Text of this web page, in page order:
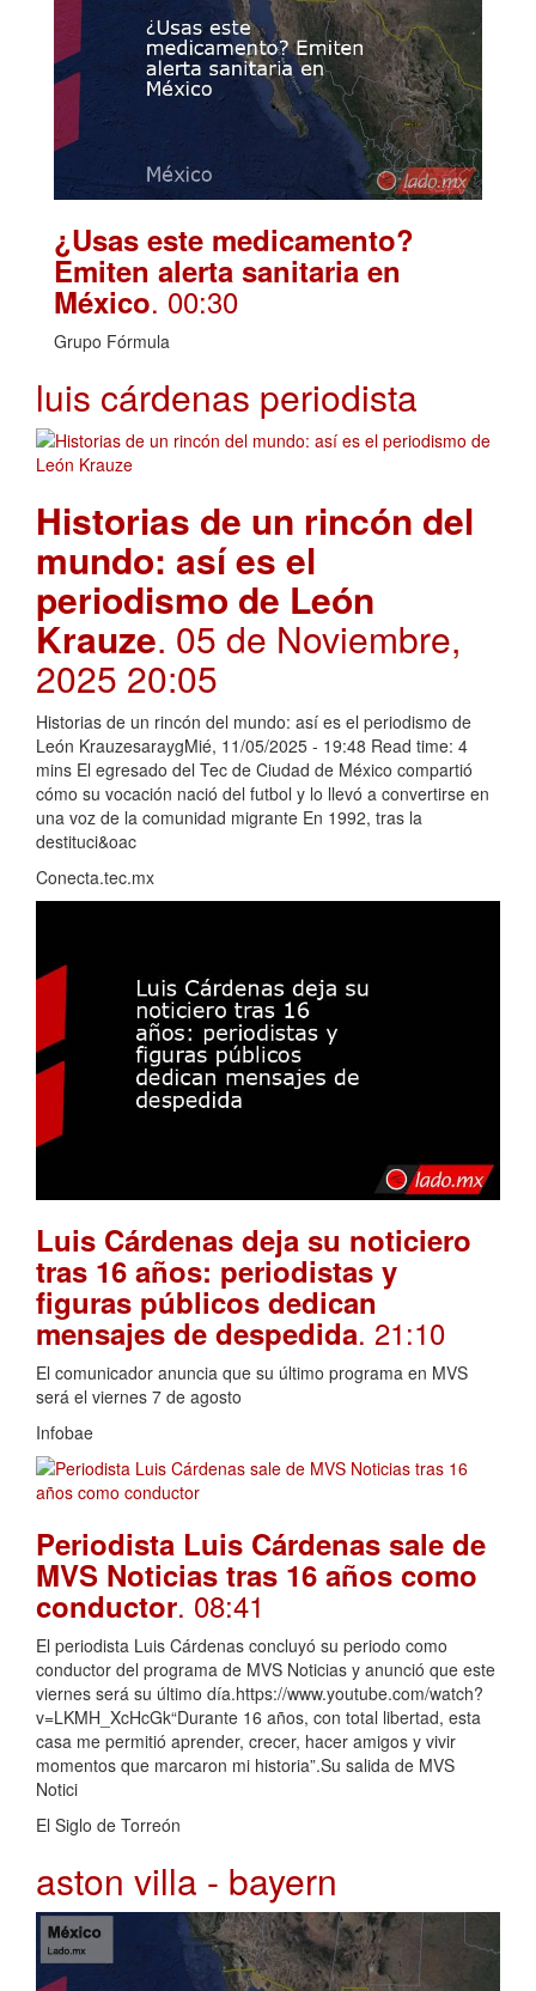
¿Usas este medicamento?
Emiten alerta sanitaria en
México. 00:30
Grupo Fórmula
luis cárdenas periodista
Historias de un rincón del
mundo: así es el
periodismo de León
Krauze. 05 de Noviembre,
2025 20:05
Historias de un rincón del mundo: así es el periodismo de
León KrauzesaraygMié, 11/05/2025 - 19:48 Read time: 4
mins El egresado del Tec de Ciudad de México compartió
cómo su vocación nació del futbol y lo llevó a convertirse en
una voz de la comunidad migrante En 1992, tras la
destituci&oac
Conecta.tec.mx
Luis Cárdenas deja su noticiero
tras 16 años: periodistas y
figuras públicos dedican
mensajes de despedida. 21:10
El comunicador anuncia que su último programa en MVS
será el viernes 7 de agosto
Infobae
Periodista Luis Cárdenas sale de
MVS Noticias tras 16 años como
conductor. 08:41
El periodista Luis Cárdenas concluyó su periodo como
conductor del programa de MVS Noticias y anunció que este
viernes será su último día.https://www.youtube.com/watch?
v=LKMH_XcHcGk“Durante 16 años, con total libertad, esta
casa me permitió aprender, crecer, hacer amigos y vivir
momentos que marcaron mi historia”.Su salida de MVS
Notici
El Siglo de Torreón
aston villa - bayern